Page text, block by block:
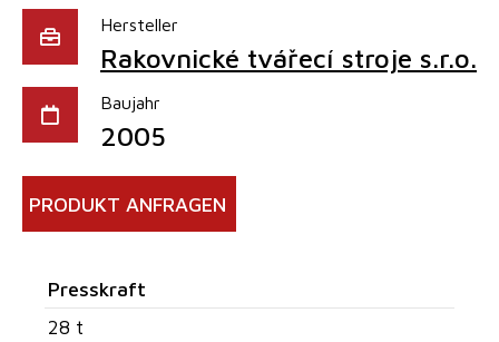
Hersteller
Rakovnické tvářecí stroje s.r.o.
Baujahr
2005
PRODUKT ANFRAGEN
Presskraft
28 t